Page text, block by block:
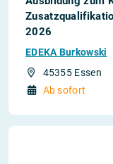
2026
EDEKA Burkowski
45355 Essen
Ab sofort